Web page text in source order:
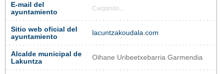
E-mail del
ayuntamiento
Cargando...
Sitio web oficial del
ayuntamiento
lacuntzakoudala.com
Alcalde municipal de
Lakuntza
Oihane Uribeetxebarria Garmendia